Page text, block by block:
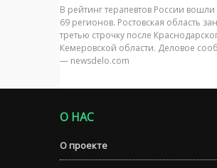
В рейтинг терапевтов России
69 регионов. Ростовская область
третью строчку после
Кемеровской области. Деловое
— newsdelo.com
О НАС
О проекте